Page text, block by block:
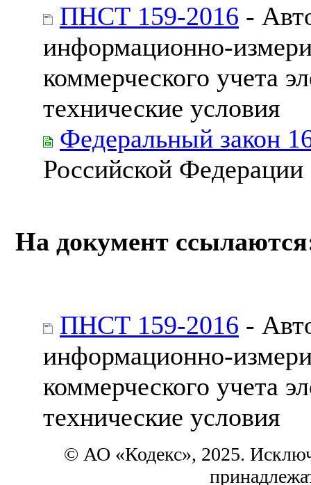
ПНСТ 159-2016 -
информационно-
коммерческого учета
технические условия
Федеральный закон
Российской Федерации
На документ
ПНСТ 159-2016 -
информационно-
коммерческого учета
технические условия
© АО «Кодекс», 2025.